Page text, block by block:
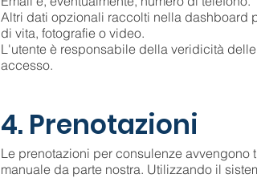
Altri dati opzionali raccolti nella dashboard
di vita, fotografie o video.
L'utente è responsabile della veridicità
accesso.
4. Prenotazioni
Le prenotazioni per consulenze
manuale da parte nostra. Utilizzando il